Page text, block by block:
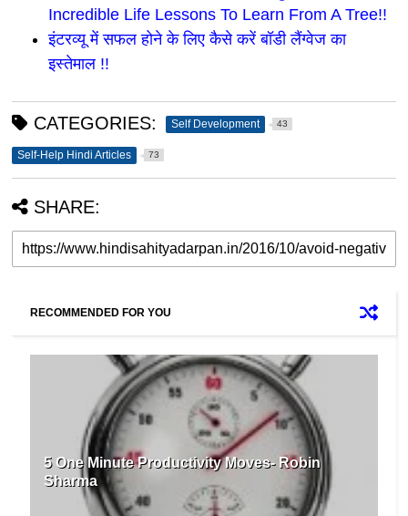
Incredible Life Lessons To Learn From A Tree!!
इंटरव्यू में सफल होने के लिए कैसे करें बॉडी लैंग्वेज का
इस्तेमाल !!
CATEGORIES: Self Development 43
Self-Help Hindi Articles 73
SHARE:
RECOMMENDED FOR YOU
5 One Minute Productivity Moves- Robin
Sharma